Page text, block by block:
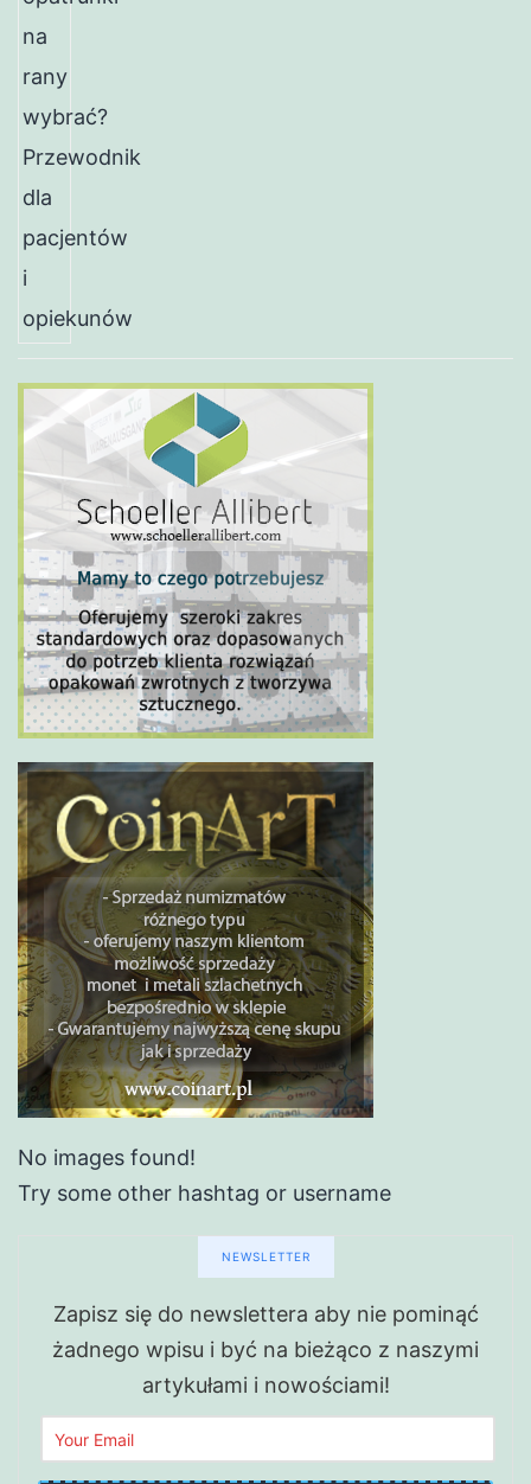
No images found!
Try some other hashtag or username
NEWSLETTER
Zapisz się do newslettera aby nie pominąć
żadnego wpisu i być na bieżąco z naszymi
artykułami i nowościami!